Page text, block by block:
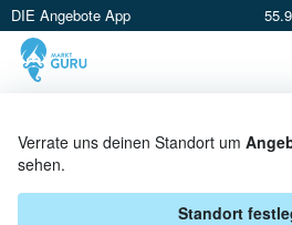
DIE Angebote App
Verrate uns deinen Standort um
sehen.
Standort
POTT'S BEI REAL -